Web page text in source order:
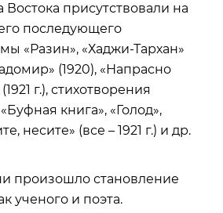
присутствовали на
последующего
«Разин», «Хаджи-Тархан»
(1920), «Напрасно
г.), стихотворения
книга», «Голод»,
несите» (все – 1921 г.) и др.
произошло становление
ученого и поэта.